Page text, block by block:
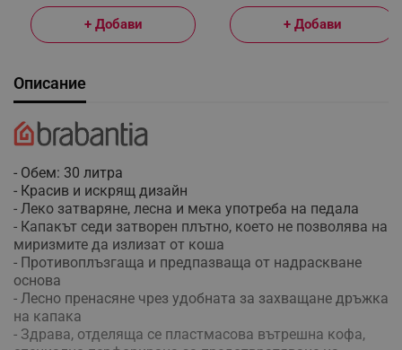
+ Добави + Добави
Описание
- Обем: 30 литра
- Красив и искрящ дизайн
- Леко затваряне, лесна и мека употреба на педала
- Капакът седи затворен плътно, което не позволява на
миризмите да излизат от коша
- Противоплъзгаща и предпазваща от надраскване
основа
- Лесно пренасяне чрез удобната за захващане дръжка
на капака
- Здрава, отделяща се пластмасова вътрешна кофа,